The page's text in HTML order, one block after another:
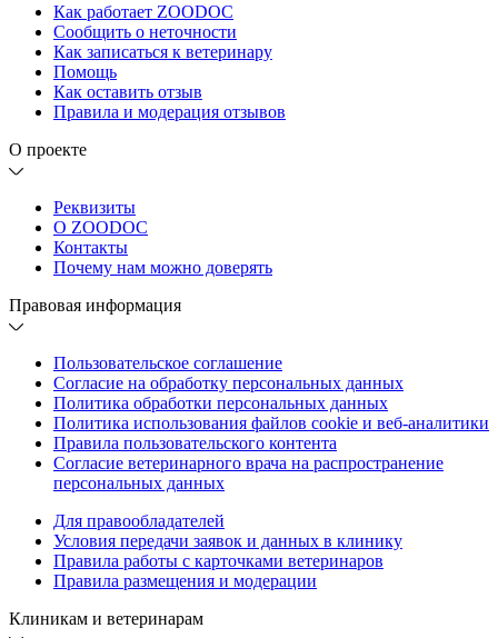
Как работает ZOODOC
Сообщить о неточности
Как записаться к ветеринару
Помощь
Как оставить отзыв
Правила и модерация отзывов
О проекте
Реквизиты
О ZOODOC
Контакты
Почему нам можно доверять
Правовая информация
Пользовательское соглашение
Согласие на обработку персональных данных
Политика обработки персональных данных
Политика использования файлов cookie и веб-аналитики
Правила пользовательского контента
Согласие ветеринарного врача на распространение
персональных данных
Для правообладателей
Условия передачи заявок и данных в клинику
Правила работы с карточками ветеринаров
Правила размещения и модерации
Клиникам и ветеринарам